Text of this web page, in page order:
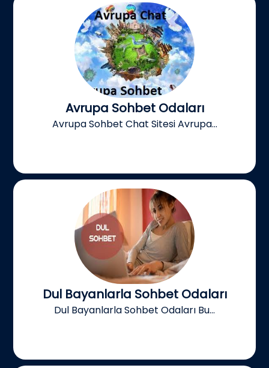
Avrupa Sohbet Odaları
Avrupa Sohbet Chat Sitesi Avrupa...
Dul Bayanlarla Sohbet Odaları
Dul Bayanlarla Sohbet Odaları Bu...